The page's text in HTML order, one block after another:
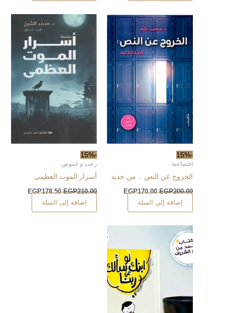
-15%
اجتماعية
الخروج عن النص .. من جديد
EGP200.00
EGP170.00
إضافة إلى السلة
-15%
رعب و غموض
أسرار الموت العظمى
EGP210.00
EGP178.50
إضافة إلى السلة